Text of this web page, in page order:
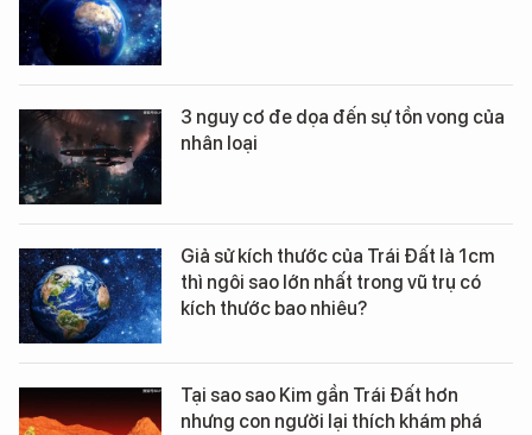
3 nguy cơ đe dọa đến sự tồn vong của
nhân loại
Giả sử kích thước của Trái Đất là 1cm
thì ngôi sao lớn nhất trong vũ trụ có
kích thước bao nhiêu?
Tại sao sao Kim gần Trái Đất hơn
nhưng con người lại thích khám phá